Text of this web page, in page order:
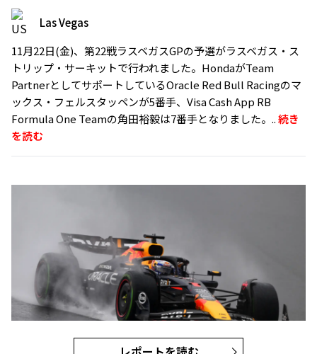
Las Vegas
11月22日(金)、第22戦ラスベガスGPの予選がラスベガス・ス
トリップ・サーキットで行われました。HondaがTeam
PartnerとしてサポートしているOracle Red Bull Racingのマ
ックス・フェルスタッペンが5番手、Visa Cash App RB
Formula One Teamの角田裕毅は7番手となりました。..続き
を読む